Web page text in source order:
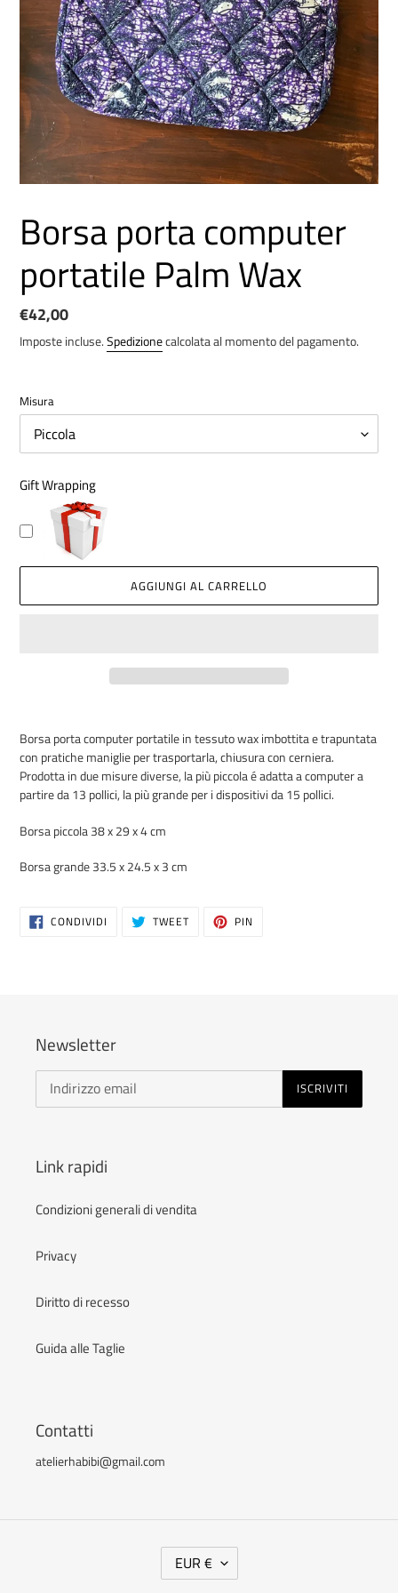
Borsa porta computer
portatile Palm Wax
Prezzo
di
€42,00
Imposte incluse.Spedizionecalcolata al momento del pagamento.
Misura
Gift Wrapping
AGGIUNGI AL CARRELLO
prodotto
nel
carrello
Borsa porta computer portatile in tessuto wax imbottita e trapuntata
con pratiche maniglie per trasportarla, chiusura con cerniera.
Prodotta in due misure diverse, la più piccola é adatta a computer a
partire da 13 pollici, la più grande per i dispositivi da 15 pollici.
Borsa piccola 38 x 29 x 4 cm
Borsa grande 33.5 x 24.5 x 3 cm
CONDIVIDI CONDIVIDITWEET TWITTA PIN
Newsletter
ISCRIVITI
Link rapidi
Condizioni generali di vendita
Privacy
Diritto di recesso
Guida alle Taglie
Contatti
atelierhabibi@gmail.com
V
A
EUR €